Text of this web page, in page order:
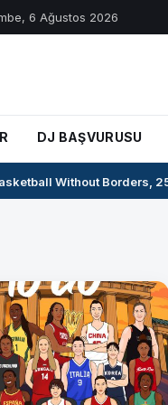
6 Ağustos 2026
DJ BAŞVURUSU
Without Borders, 25.